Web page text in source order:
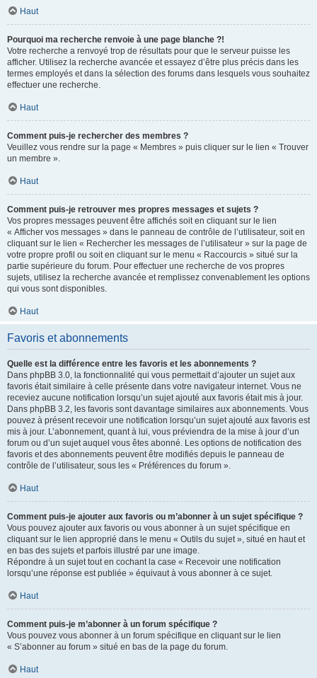
Haut
Pourquoi ma recherche renvoie à une page blanche ?!
Votre recherche a renvoyé trop de résultats pour que le serveur puisse les
afficher. Utilisez la recherche avancée et essayez d’être plus précis dans les
termes employés et dans la sélection des forums dans lesquels vous souhaitez
effectuer une recherche.
Haut
Comment puis-je rechercher des membres ?
Veuillez vous rendre sur la page « Membres » puis cliquer sur le lien « Trouver
un membre ».
Haut
Comment puis-je retrouver mes propres messages et sujets ?
Vos propres messages peuvent être affichés soit en cliquant sur le lien
« Afficher vos messages » dans le panneau de contrôle de l’utilisateur, soit en
cliquant sur le lien « Rechercher les messages de l’utilisateur » sur la page de
votre propre profil ou soit en cliquant sur le menu « Raccourcis » situé sur la
partie supérieure du forum. Pour effectuer une recherche de vos propres
sujets, utilisez la recherche avancée et remplissez convenablement les options
qui vous sont disponibles.
Haut
Favoris et abonnements
Quelle est la différence entre les favoris et les abonnements ?
Dans phpBB 3.0, la fonctionnalité qui vous permettait d’ajouter un sujet aux
favoris était similaire à celle présente dans votre navigateur internet. Vous ne
receviez aucune notification lorsqu’un sujet ajouté aux favoris était mis à jour.
Dans phpBB 3.2, les favoris sont davantage similaires aux abonnements. Vous
pouvez à présent recevoir une notification lorsqu’un sujet ajouté aux favoris est
mis à jour. L’abonnement, quant à lui, vous préviendra de la mise à jour d’un
forum ou d’un sujet auquel vous êtes abonné. Les options de notification des
favoris et des abonnements peuvent être modifiés depuis le panneau de
contrôle de l’utilisateur, sous les « Préférences du forum ».
Haut
Comment puis-je ajouter aux favoris ou m’abonner à un sujet spécifique ?
Vous pouvez ajouter aux favoris ou vous abonner à un sujet spécifique en
cliquant sur le lien approprié dans le menu « Outils du sujet », situé en haut et
en bas des sujets et parfois illustré par une image.
Répondre à un sujet tout en cochant la case « Recevoir une notification
lorsqu’une réponse est publiée » équivaut à vous abonner à ce sujet.
Haut
Comment puis-je m’abonner à un forum spécifique ?
Vous pouvez vous abonner à un forum spécifique en cliquant sur le lien
« S’abonner au forum » situé en bas de la page du forum.
Haut